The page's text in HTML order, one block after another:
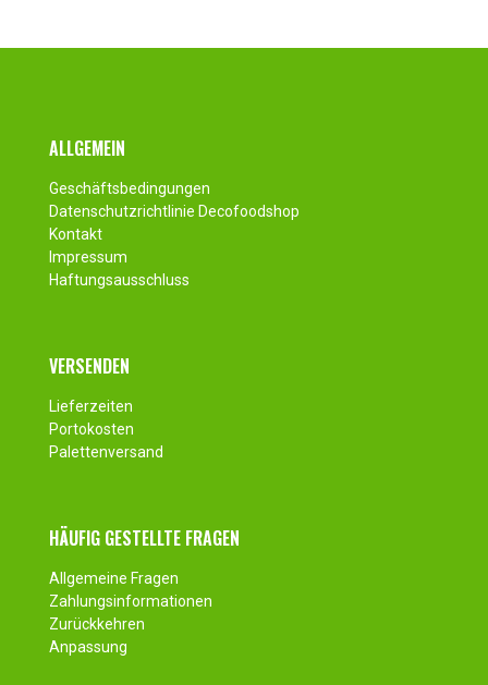
Fusszeile
ALLGEMEIN
Geschäftsbedingungen
Datenschutzrichtlinie Decofoodshop
Kontakt
Impressum
Haftungsausschluss
VERSENDEN
Lieferzeiten
Portokosten
Palettenversand
HÄUFIG GESTELLTE FRAGEN
Allgemeine Fragen
Zahlungsinformationen
Zurückkehren
Anpassung